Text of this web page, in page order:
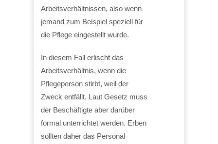
Arbeitsverhältnissen, also wenn
jemand zum Beispiel speziell für
die Pflege eingestellt wurde.
In diesem Fall erlischt das
Arbeitsverhältnis, wenn die
Pflegeperson stirbt, weil der
Zweck entfällt. Laut Gesetz muss
der Beschäftigte aber darüber
formal unterrichtet werden. Erben
sollten daher das Personal